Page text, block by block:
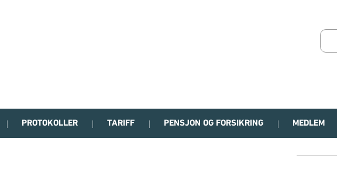
PROTOKOLLER TARIFF PENSJON OG FORSIKRING MEDLEM